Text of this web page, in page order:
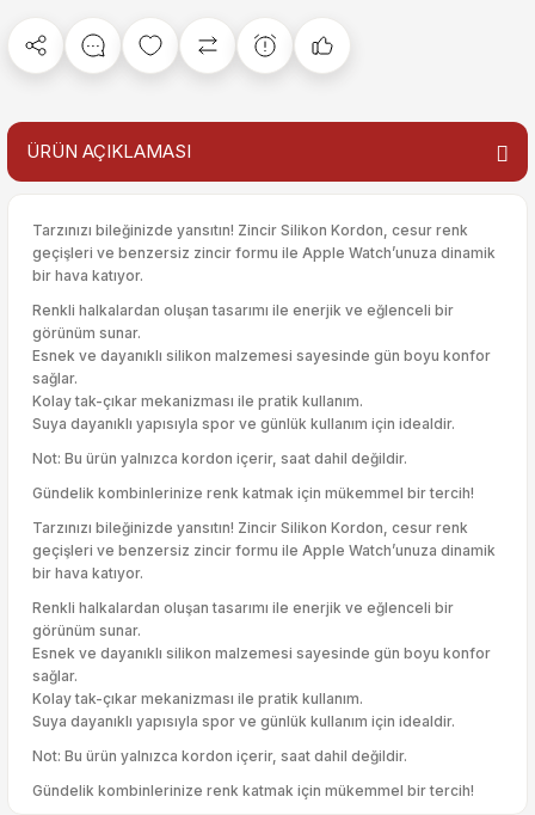
ÜRÜN AÇIKLAMASI
Tarzınızı bileğinizde yansıtın! Zincir Silikon Kordon, cesur renk
geçişleri ve benzersiz zincir formu ile Apple Watch’unuza dinamik
bir hava katıyor.
Renkli halkalardan oluşan tasarımı ile enerjik ve eğlenceli bir
görünüm sunar.
Esnek ve dayanıklı silikon malzemesi sayesinde gün boyu konfor
sağlar.
Kolay tak-çıkar mekanizması ile pratik kullanım.
Suya dayanıklı yapısıyla spor ve günlük kullanım için idealdir.
Not: Bu ürün yalnızca kordon içerir, saat dahil değildir.
Gündelik kombinlerinize renk katmak için mükemmel bir tercih!
Tarzınızı bileğinizde yansıtın! Zincir Silikon Kordon, cesur renk
geçişleri ve benzersiz zincir formu ile Apple Watch’unuza dinamik
bir hava katıyor.
Renkli halkalardan oluşan tasarımı ile enerjik ve eğlenceli bir
görünüm sunar.
Esnek ve dayanıklı silikon malzemesi sayesinde gün boyu konfor
sağlar.
Kolay tak-çıkar mekanizması ile pratik kullanım.
Suya dayanıklı yapısıyla spor ve günlük kullanım için idealdir.
Not: Bu ürün yalnızca kordon içerir, saat dahil değildir.
Gündelik kombinlerinize renk katmak için mükemmel bir tercih!